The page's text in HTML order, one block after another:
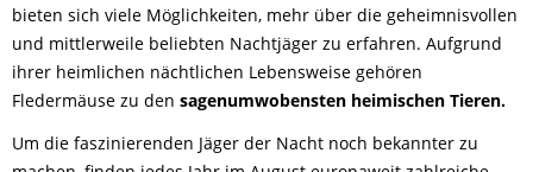
bieten sich viele Möglichkeiten, mehr über die geheimnisvollen
und mittlerweile beliebten Nachtjäger zu erfahren. Aufgrund
ihrer heimlichen nächtlichen Lebensweise gehören
Fledermäuse zu den sagenumwobensten heimischen Tieren.
Um die faszinierenden Jäger der Nacht noch bekannter zu